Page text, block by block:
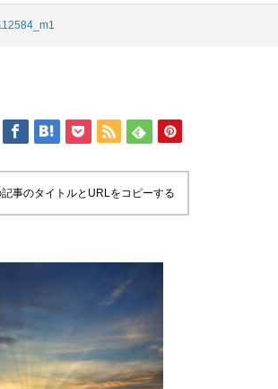
記事のタイトルとURLをコピーする